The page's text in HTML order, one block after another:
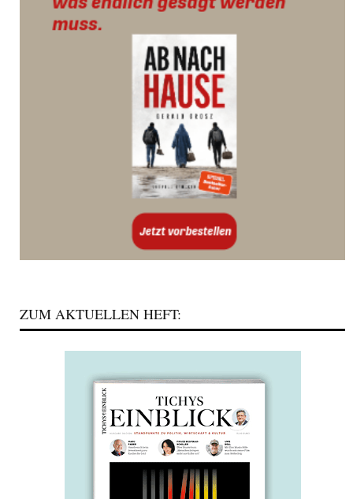
ZUM AKTUELLEN HEFT: